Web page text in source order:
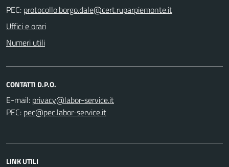
PEC:
Uffici e orari
Numeri utili
CONTATTI D.P.O.
E-mail:
PEC:
LINK UTILI